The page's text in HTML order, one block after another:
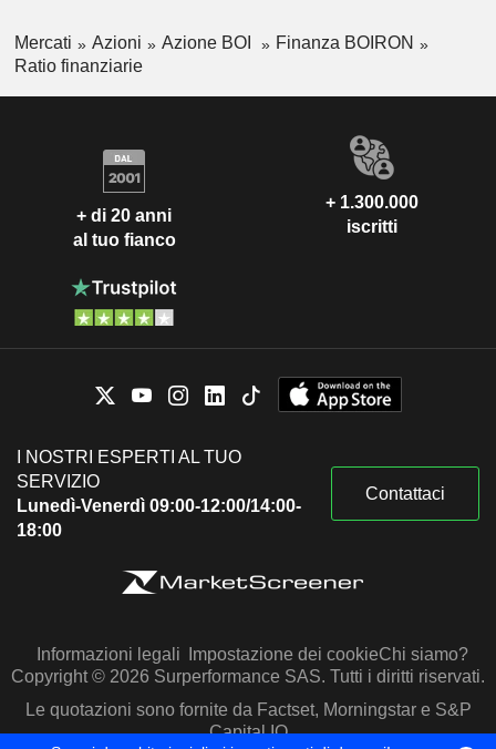
Mercati Azioni Azione BOI
Finanza BOIRON
Ratio finanziarie
+ di 20 anni
al tuo fianco
+ 1.300.000
iscritti
I NOSTRI ESPERTI AL TUO
SERVIZIO
Lunedì-Venerdì 09:00-12:00/14:00-
18:00
Contattaci
Informazioni legali Impostazione dei cookieChi siamo?
Copyright © 2026 Surperformance SAS. Tutti i diritti riservati.
Le quotazioni sono fornite da Factset, Morningstar e S&P
Capital IQ